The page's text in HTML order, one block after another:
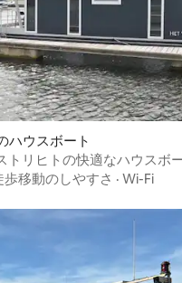
ハウスボート
トリヒトの快適なハウスボ
歩移動のしやすさ · Wi-Fi